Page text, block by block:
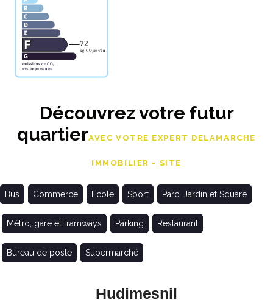
Découvrez votre futur
quartierAVEC VOTRE EXPERT DELAMARCHE
IMMOBILIER - SITE
Bus Commerce Ecole Sport Parc, Jardin et Square
Métro, gare et tramways Parking Restaurant
Bureau de poste Supermarché
Hudimesnil